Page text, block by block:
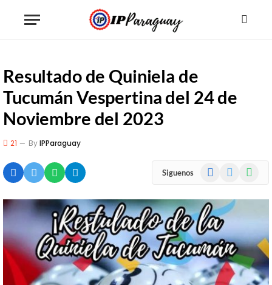
Resultado de Quiniela de
Tucumán Vespertina del 24 de
Noviembre del 2023
21 ByIPParaguay
Siguenos Facebook